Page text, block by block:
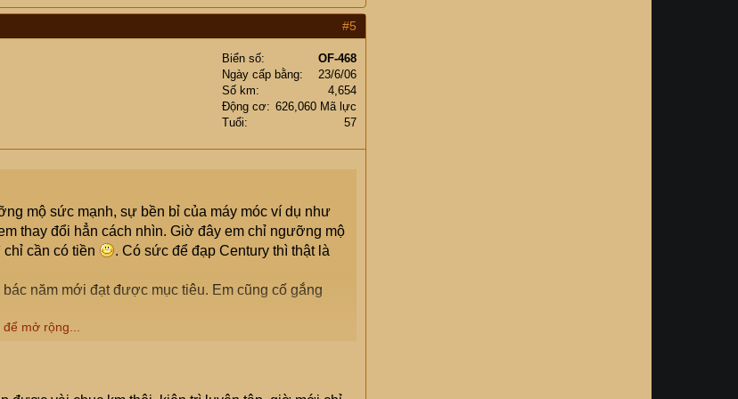
#5
Biển số
OF-468
Ngày cấp bằng
23/6/06
Số km
4,654
Động cơ
626,060 Mã lực
Tuổi
57
mộ sức mạnh, sự bền bỉ của máy móc ví dụ như
thay đổi hẳn cách nhìn. Giờ đây em chỉ ngưỡng mộ
cần có tiền
. Có sức để đạp Century thì thật là
năm mới đạt được mục tiêu. Em cũng cố gắng
mở rộng...